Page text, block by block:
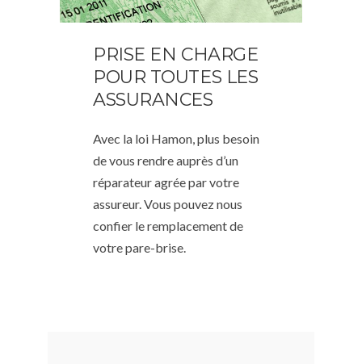
PRISE EN CHARGE
POUR TOUTES LES
ASSURANCES
Avec la loi Hamon, plus besoin
de vous rendre auprès d’un
réparateur agrée par votre
assureur. Vous pouvez nous
confier le remplacement de
votre pare-brise.